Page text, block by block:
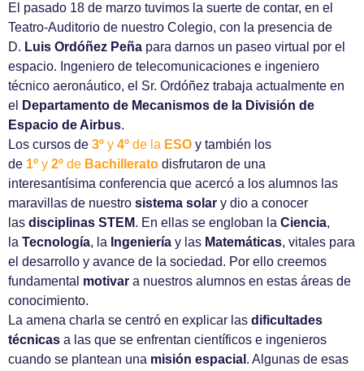
El pasado 18 de marzo tuvimos la suerte de contar, en el
Teatro-Auditorio de nuestro Colegio, con la presencia de
D. Luis Ordóñez Peña para darnos un paseo virtual por el
espacio. Ingeniero de telecomunicaciones e ingeniero
técnico aeronáutico, el Sr. Ordóñez trabaja actualmente en
el
Departamento de Mecanismos de la División de
Espacio de Airbus.
Los cursos de 3º y 4º de la ESO y también los
de 1º y 2º de Bachillerato disfrutaron de una
interesantísima conferencia que acercó a los alumnos las
maravillas de nuestro sistema solar y dio a conocer
las disciplinas STEM. En ellas se engloban la Ciencia,
la Tecnología, la Ingeniería y las Matemáticas, vitales para
el desarrollo y avance de la sociedad. Por ello creemos
fundamental motivar a nuestros alumnos en estas áreas de
conocimiento.
La amena charla se centró en explicar las dificultades
técnicas a las que se enfrentan científicos e ingenieros
cuando se plantean una misión espacial . Algunas de esas